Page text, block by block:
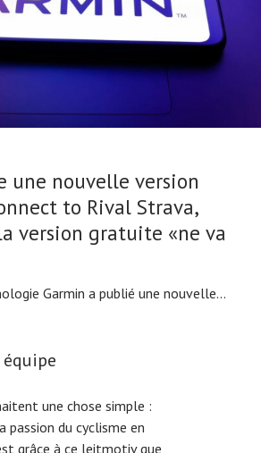
une nouvelle version
to Rival Strava,
version gratuite «ne va
Garmin a publié une nouvelle...
une chose simple :
passion du cyclisme en
grâce à ce leitmotiv que